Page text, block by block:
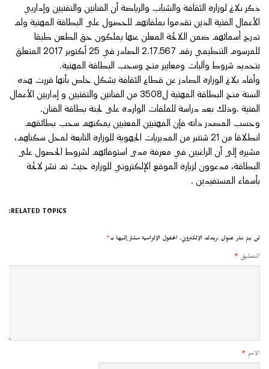
ذكر بلاغ لوزارة الثقافة والشباب والرياضة أن الفنانين والتقنيين وإداريي
الأعمال الفنية الذين تقدموا بملفاتهم للحصول على البطاقة المهنية ولم
تدرج أسمائهم ضمن اللائحة المعلن عنها يملكون حق الطعن طبقا
للمرسوم التنظيمي رقم 2.17.567 الصادر في 25 أكتوبر 2017 المتعلق
بتحديد شروط وآليات ومعايير منح وسحب البطاقة المهنية.
وأفاد بلاغ الوزارة الصادر عن قطاع الثقافة بشكل خاص بأنها قررت هذه
السنة منح البطاقة المهنية ل3508 من الفنانين والتقنيين و إداريين الأعمال
الفنية .وذلك بعد دراسة للملفات الواردة على لجنة بطاقة الفنان.
وحسب المصدر ذاته فإن المهنيين المعنيين يمكنهم سحب بطائقهم
انطلاقا من 21 شتنبر من المديريات الجهوية للوزارة التابعة لمحل سكناهم،
مشيرة إلى أن الراغبين في معرفة مدى استوفائهم لشروط الحصول على
البطاقة، مدعوون لزيارة الموقع الإلكتروني للوزارة حيث تم نشر لائحة
بأسماء المستفيدين .
RELATED TOPICS:
لن يتم نشر عنوان بريدك الإلكتروني. الحقول الإلزامية مشار إليها بـ*
التعليق *
الاسم *